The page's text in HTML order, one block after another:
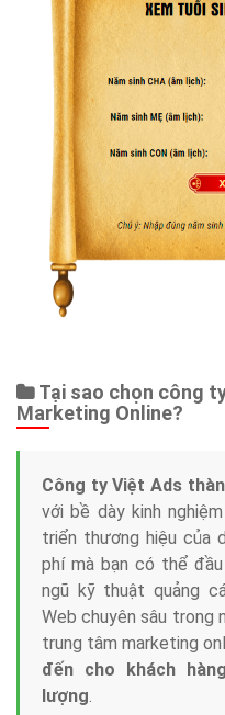
Tại sao chọn công
Marketing Online?
Công ty Việt Ads
với bề dày kinh
triển thương hiệu của
phí mà bạn có thể
ngũ kỹ thuật quảng
Web chuyên sâu trong
trung tâm marketing
đến cho khách
lượng.